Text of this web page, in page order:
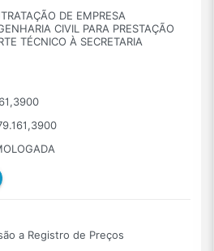
DE EMPRESA
CIVIL PARA PRESTAÇÃO
TÉCNICO À SECRETARIA
a Registro de Preços